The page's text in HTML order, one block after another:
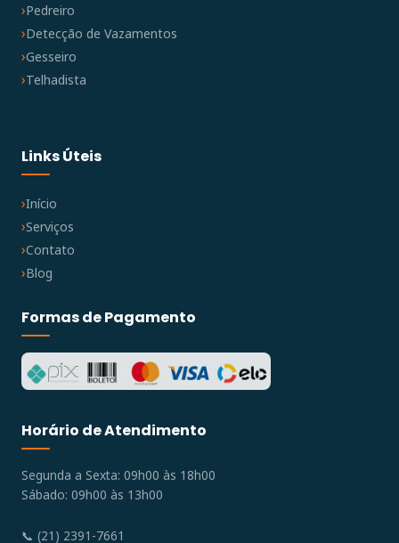
Pedreiro
Detecção de Vazamentos
Gesseiro
Telhadista
Links Úteis
Início
Serviços
Contato
Blog
Formas de Pagamento
Horário de Atendimento
Segunda a Sexta: 09h00 às 18h00
Sábado: 09h00 às 13h00
📞 (21) 2391-7661